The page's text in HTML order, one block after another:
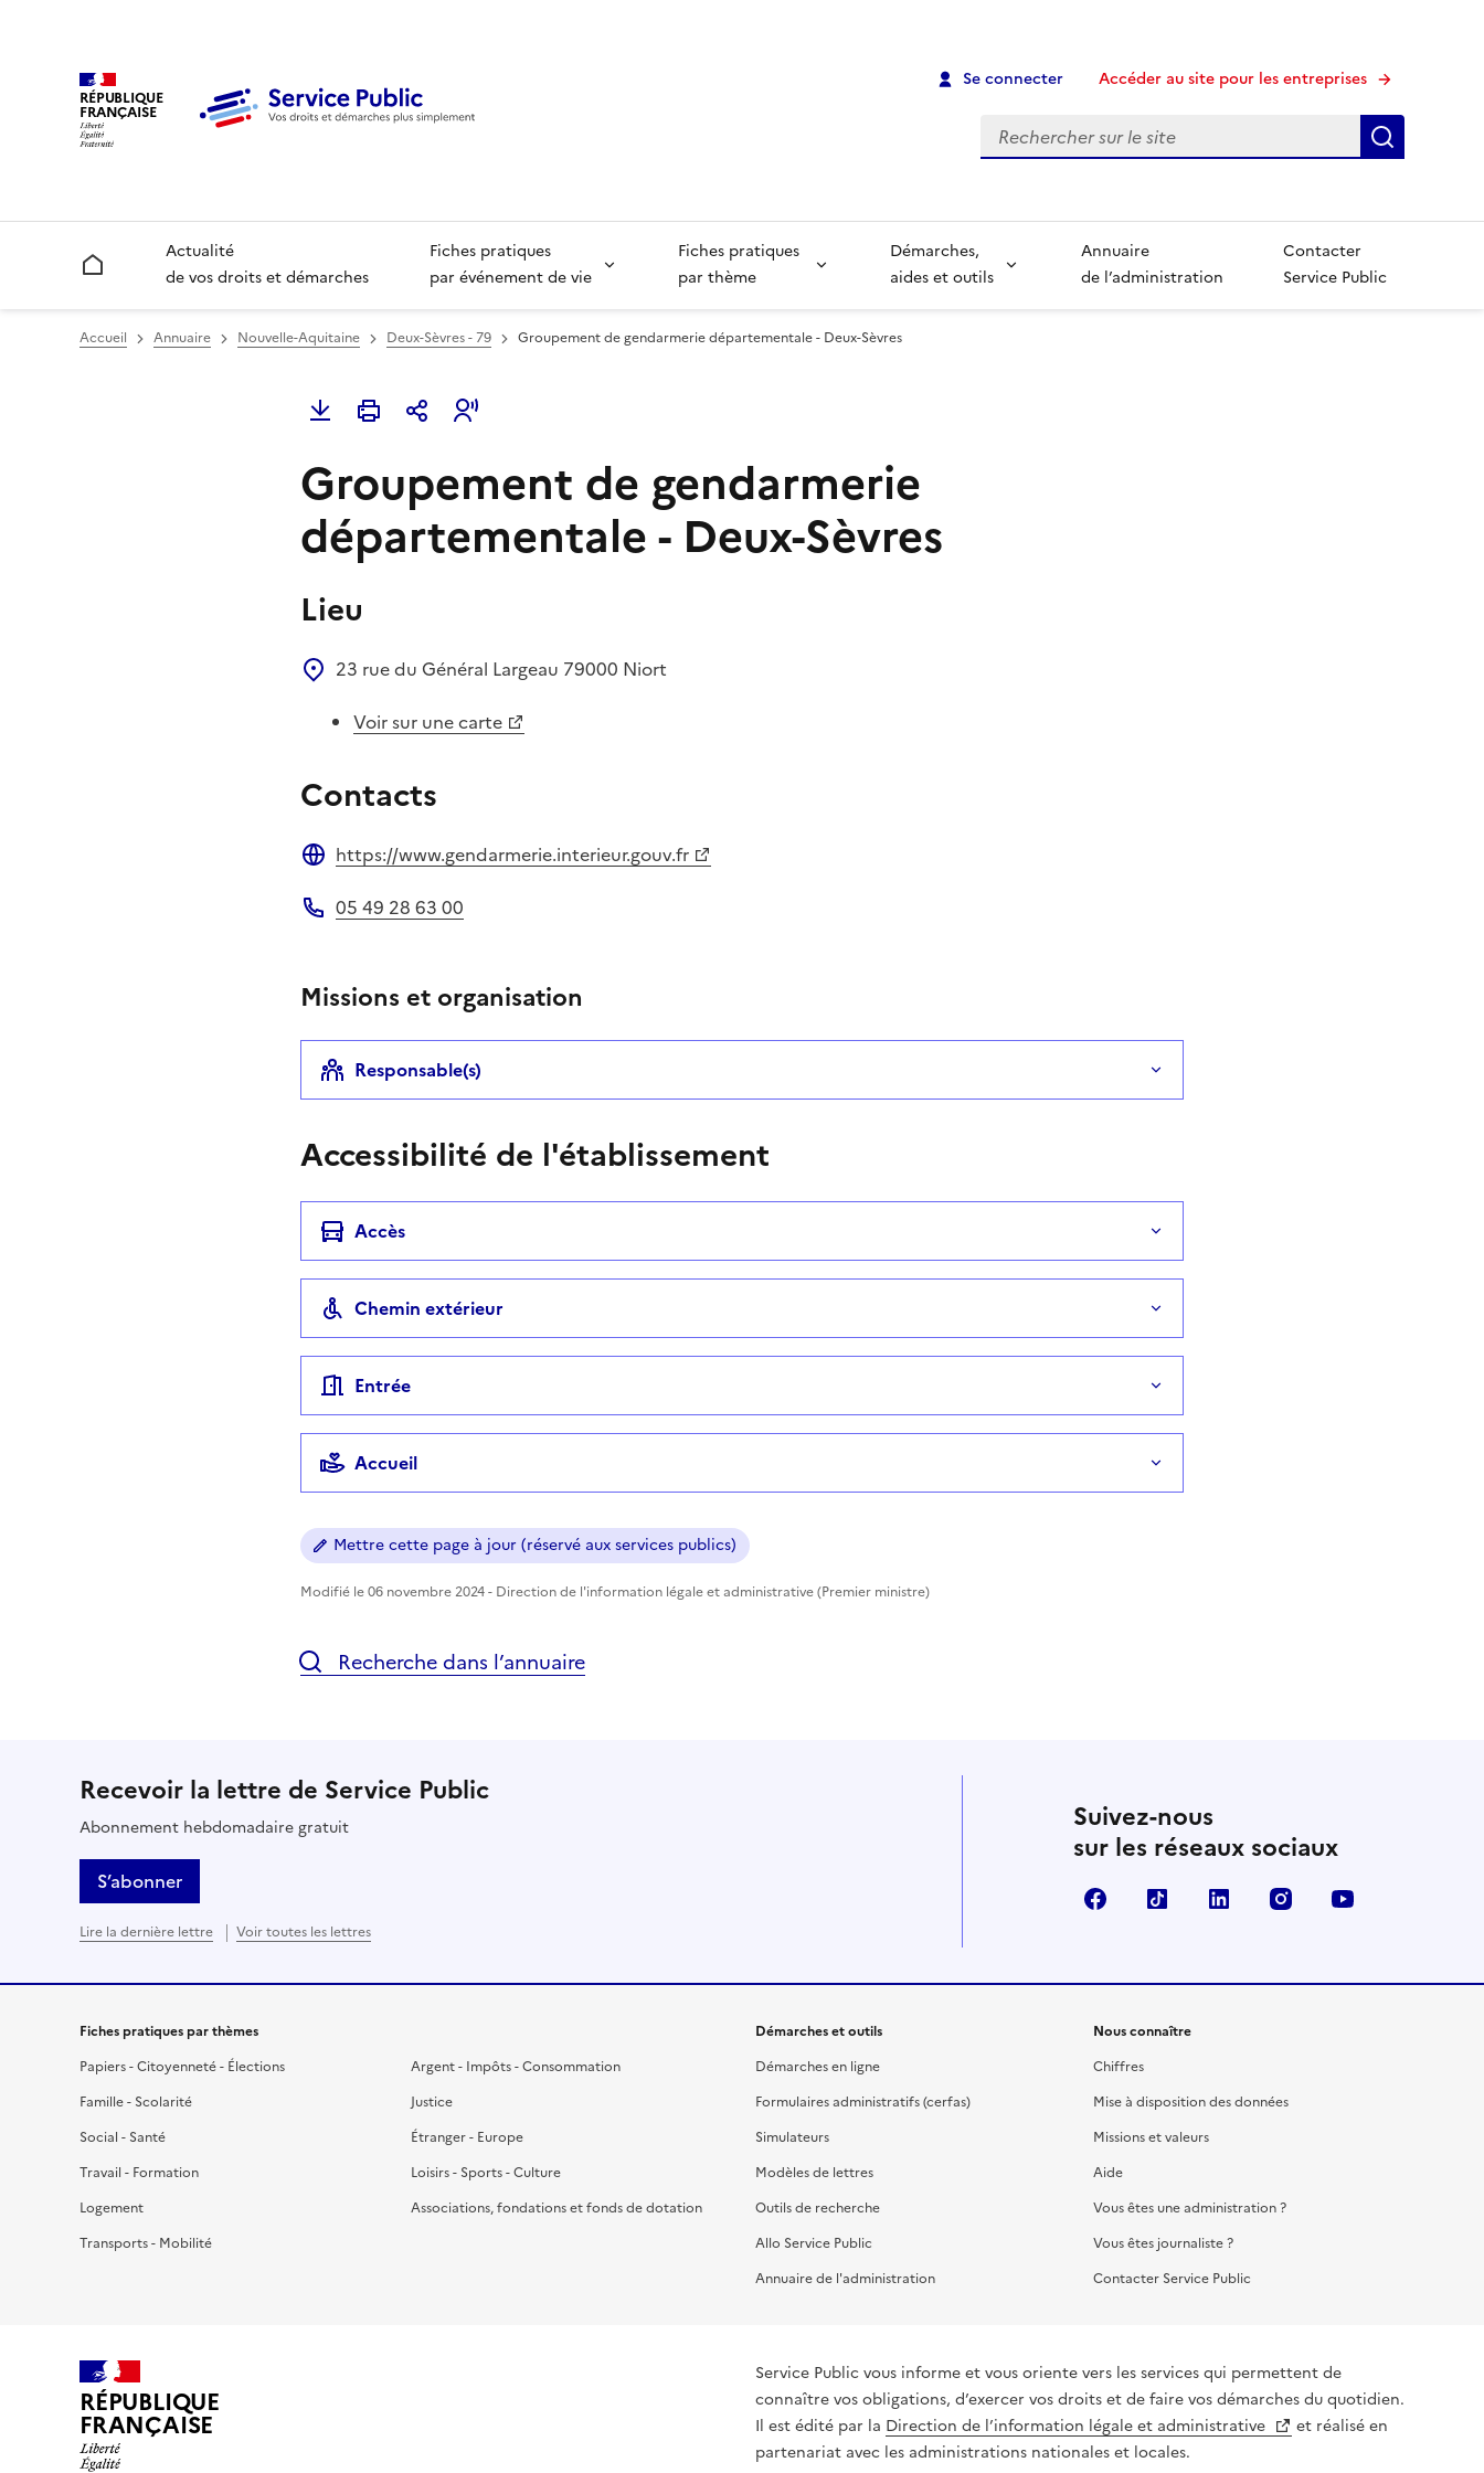
RÉPUBLIQUE
FRANÇAISE
Se connecter Accéder au site pour les entreprises
Recherche
Accueil
Actualité
de vos droits et démarches
Fiches pratiques
par événement de vie
Fiches pratiques
par thème
Démarches,
aides et outils
Annuaire
de l’administration
Contacter
Service Public
Accueil Annuaire Nouvelle-Aquitaine Deux-Sèvres - 79 Groupement de gendarmerie départementale - Deux-Sèvres
Groupement de gendarmerie
départementale - Deux-Sèvres
Lieu
23 rue du Général Largeau 79000 Niort
Voir sur une carte
Contacts
https://www.gendarmerie.interieur.gouv.fr
05 49 28 63 00
Missions et organisation
Responsable(s)
Accessibilité de l'établissement
Accès
Chemin extérieur
Entrée
Accueil
Mettre cette page à jour (réservé aux services publics)
Modifié le 06 novembre 2024 - Direction de l'information légale et administrative (Premier ministre)
Recherche dans l’annuaire
Recevoir la lettre de Service Public
Abonnement hebdomadaire gratuit
S’abonner
Lire la dernière lettre Voir toutes les lettres
Suivez-nous
sur les réseaux sociaux
FacebookTikTok LinkedIn Instagram
Fiches pratiques par thèmes
Papiers - Citoyenneté - Élections
Famille - Scolarité
Social - Santé
Travail - Formation
Logement
Transports - Mobilité
Argent - Impôts - Consommation
Justice
Étranger - Europe
Loisirs - Sports - Culture
Associations, fondations et fonds de dotation
Démarches et outils
Démarches en ligne
Formulaires administratifs (cerfas)
Simulateurs
Modèles de lettres
Outils de recherche
Allo Service Public
Annuaire de l'administration
Nous connaître
Chiffres
Mise à disposition des données
Missions et valeurs
Aide
Vous êtes une administration ?
Vous êtes journaliste ?
Contacter Service Public
RÉPUBLIQUE
FRANÇAISE
Service Public vous informe et vous oriente vers les services qui permettent de
connaître vos obligations, d’exercer vos droits et de faire vos démarches du quotidien.
Il est édité par la Direction de l’information légale et administrative
et réalisé en
partenariat avec les administrations nationales et locales.